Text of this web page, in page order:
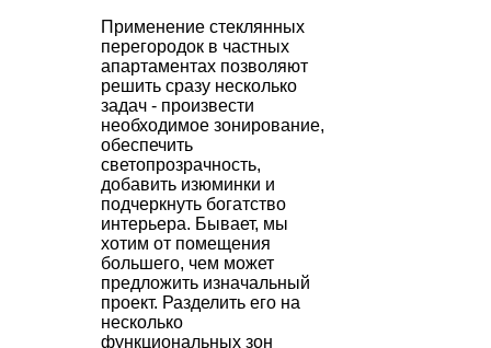
Применение стеклянных
перегородок в частных
апартаментах позволяют
решить сразу несколько
задач - произвести
необходимое зонирование,
обеспечить
светопрозрачность,
добавить изюминки и
подчеркнуть богатство
интерьера. Бывает, мы
хотим от помещения
большего, чем может
предложить изначальный
проект. Разделить его на
несколько
функциональных зон